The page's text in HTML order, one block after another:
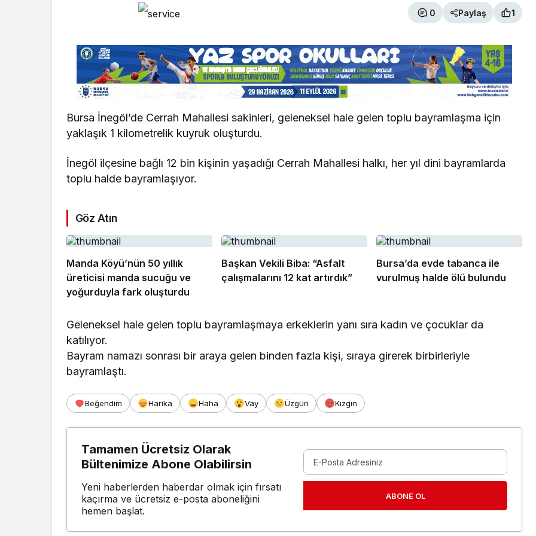
0 Paylaş 1
Bursa İnegöl’de Cerrah Mahallesi sakinleri, geleneksel hale gelen toplu bayramlaşma için
yaklaşık 1 kilometrelik kuyruk oluşturdu.
İnegöl ilçesine bağlı 12 bin kişinin yaşadığı Cerrah Mahallesi halkı, her yıl dini bayramlarda
toplu halde bayramlaşıyor.
Göz Atın
Manda Köyü’nün 50 yıllık
üreticisi manda sucuğu ve
yoğurduyla fark oluşturdu
Başkan Vekili Biba: “Asfalt
çalışmalarını 12 kat artırdık”
Bursa’da evde tabanca ile
vurulmuş halde ölü bulundu
Geleneksel hale gelen toplu bayramlaşmaya erkeklerin yanı sıra kadın ve çocuklar da
katılıyor.
Bayram namazı sonrası bir araya gelen binden fazla kişi, sıraya girerek birbirleriyle
bayramlaştı.
Beğendim Harika Haha Vay Üzgün Kızgın
Tamamen Ücretsiz Olarak
Bültenimize Abone Olabilirsin
Yeni haberlerden haberdar olmak için fırsatı
kaçırma ve ücretsiz e-posta aboneliğini
hemen başlat.
ABONE OL